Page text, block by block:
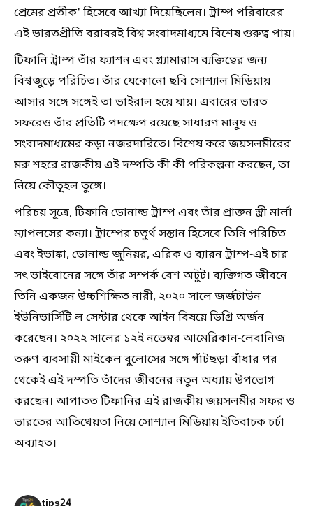
প্রেমের প্রতীক' হিসেবে আখ্যা দিয়েছিলেন। ট্রাম্প পরিবারের
এই ভারতপ্রীতি বরাবরই বিশ্ব সংবাদমাধ্যমে বিশেষ গুরুত্ব পায়।
টিফানি ট্রাম্প তাঁর ফ্যাশন এবং গ্ল্যামারাস ব্যক্তিত্বের জন্য
বিশ্বজুড়ে পরিচিত। তাঁর যেকোনো ছবি সোশ্যাল মিডিয়ায়
আসার সঙ্গে সঙ্গেই তা ভাইরাল হয়ে যায়। এবারের ভারত
সফরেও তাঁর প্রতিটি পদক্ষেপ রয়েছে সাধারণ মানুষ ও
সংবাদমাধ্যমের কড়া নজরদারিতে। বিশেষ করে জয়সলমীরের
মরু শহরে রাজকীয় এই দম্পতি কী কী পরিকল্পনা করছেন, তা
নিয়ে কৌতূহল তুঙ্গে।
পরিচয় সূত্রে, টিফানি ডোনাল্ড ট্রাম্প এবং তাঁর প্রাক্তন স্ত্রী মার্লা
ম্যাপলসের কন্যা। ট্রাম্পের চতুর্থ সন্তান হিসেবে তিনি পরিচিত
এবং ইভাঙ্কা, ডোনাল্ড জুনিয়র, এরিক ও ব্যারন ট্রাম্প-এই চার
সৎ ভাইবোনের সঙ্গে তাঁর সম্পর্ক বেশ অটুট। ব্যক্তিগত জীবনে
তিনি একজন উচ্চশিক্ষিত নারী, ২০২০ সালে জর্জটাউন
ইউনিভার্সিটি ল সেন্টার থেকে আইন বিষয়ে ডিগ্রি অর্জন
করেছেন। ২০২২ সালের ১২ই নভেম্বর আমেরিকান-লেবানিজ
তরুণ ব্যবসায়ী মাইকেল বুলোসের সঙ্গে গাঁটছড়া বাঁধার পর
থেকেই এই দম্পতি তাঁদের জীবনের নতুন অধ্যায় উপভোগ
করছেন। আপাতত টিফানির এই রাজকীয় জয়সলমীর সফর ও
ভারতের আতিথেয়তা নিয়ে সোশ্যাল মিডিয়ায় ইতিবাচক চর্চা
অব্যাহত।
tips24